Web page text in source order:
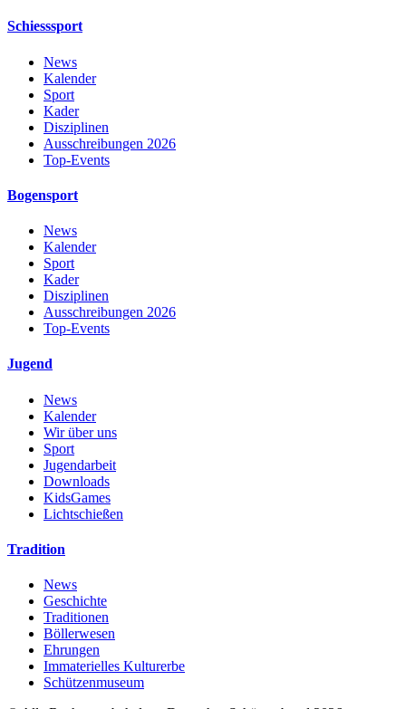
Schiesssport
News
Kalender
Sport
Kader
Disziplinen
Ausschreibungen 2026
Top-Events
Bogensport
News
Kalender
Sport
Kader
Disziplinen
Ausschreibungen 2026
Top-Events
Jugend
News
Kalender
Wir über uns
Sport
Jugendarbeit
Downloads
KidsGames
Lichtschießen
Tradition
News
Geschichte
Traditionen
Böllerwesen
Ehrungen
Immaterielles Kulturerbe
Schützenmuseum